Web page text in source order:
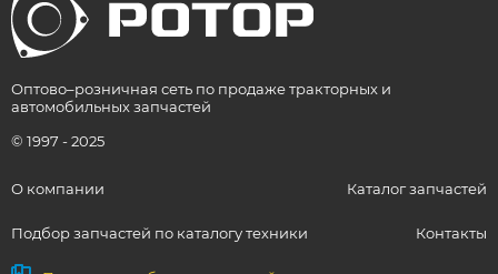
Оптово–розничная сеть по продаже тракторных и
автомобильных запчастей
© 1997 - 2025
О компании Каталог запчастей
Подбор запчастей по каталогу техники Контакты